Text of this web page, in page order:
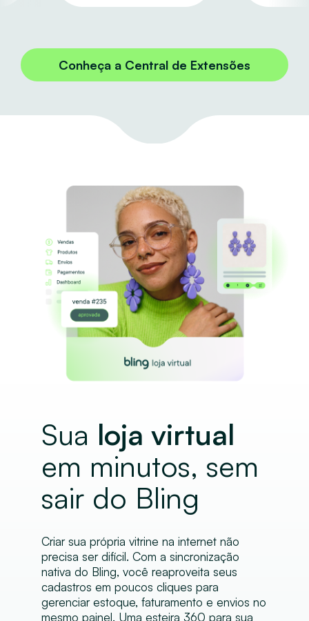
Conheça a Central de Extensões
Sua loja virtual
em minutos, sem
sair do Bling
Criar sua própria vitrine na internet não
precisa ser difícil. Com a sincronização
nativa do Bling, você reaproveita seus
cadastros em poucos cliques para
gerenciar estoque, faturamento e envios no
mesmo painel. Uma esteira 360 para sua